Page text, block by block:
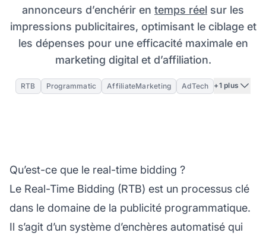
annonceurs d’enchérir en temps réel sur les
impressions publicitaires, optimisant le ciblage et
les dépenses pour une efficacité maximale en
marketing digital et d’affiliation.
RTB Programmatic AffiliateMarketing AdTech +1 plus
Qu’est-ce que le real-time bidding ?
Le Real-Time Bidding (RTB) est un processus clé
dans le domaine de la publicité programmatique.
Il s’agit d’un système d’enchères automatisé qui